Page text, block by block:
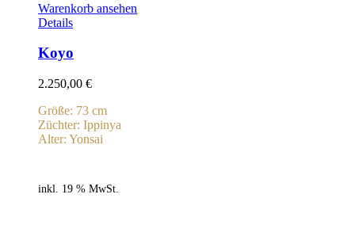
Warenkorb ansehen
Details
Koyo
2.250,00 €
Größe: 73 cm
Züchter: Ippinya
Alter: Yonsai
inkl. 19 % MwSt.